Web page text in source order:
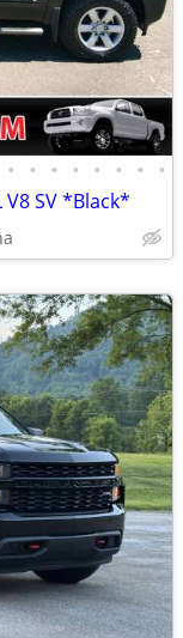
• • • • • • • •
V8 SV *Black*